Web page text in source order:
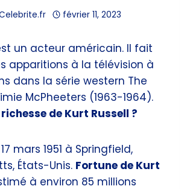
février 11, 2023
un acteur américain. Il fait
apparitions à la télévision à
dans la série western The
McPheeters (1963-1964).
de Kurt Russell ?
mars 1951 à Springfield,
États-Unis. Fortune de Kurt
à environ 85 millions